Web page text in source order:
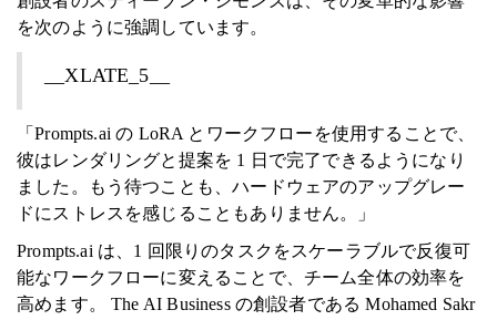
を次のように強調しています。
__XLATE_5__
「Prompts.ai の LoRA とワークフローを使用することで、
彼はレンダリングと提案を 1 日で完了できるようになり
ました。もう待つことも、ハードウェアのアップグレー
ドにストレスを感じることもありません。」
Prompts.ai は、1 回限りのタスクをスケーラブルで反復可
能なワークフローに変えることで、チーム全体の効率を
高めます。 The AI Business の創設者である Mohamed Sakr